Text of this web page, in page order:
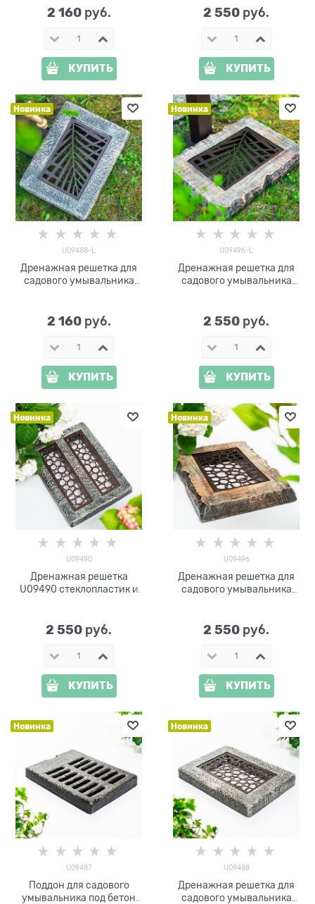
2 160 руб.
КУПИТЬ
2 550 руб.
КУПИТЬ
Новинка
U09488-L
Дренажная решетка для
садового умывальника
2 160 руб.
КУПИТЬ
Новинка
U09496-L
Дренажная решетка для
садового умывальника
2 550 руб.
КУПИТЬ
Новинка
U09490
Дренажная решетка
U09490 стеклопластик и
2 550 руб.
КУПИТЬ
Новинка
U09496
Дренажная решетка для
садового умывальника
2 550 руб.
КУПИТЬ
Новинка
U09487
Поддон для садового
умывальника под бетон
Новинка
U09488
Дренажная решетка для
садового умывальника